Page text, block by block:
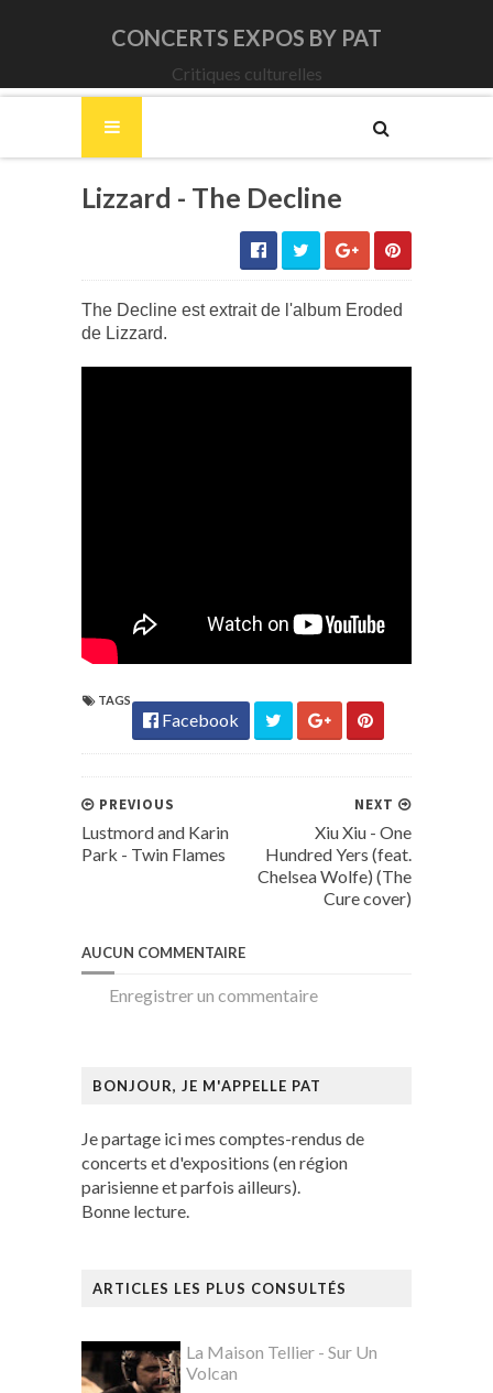
CONCERTS EXPOS BY PAT
Critiques culturelles
Lizzard - The Decline
The Decline est extrait de l'album Eroded
de Lizzard.
TAGS
Facebook
NEXT
Xiu Xiu - One
Hundred Yers (feat.
Chelsea Wolfe) (The
Cure cover)
PREVIOUS
Lustmord and Karin
Park - Twin Flames
AUCUN COMMENTAIRE
Enregistrer un commentaire
BONJOUR, JE M'APPELLE PAT
Je partage ici mes comptes-rendus de
concerts et d'expositions (en région
parisienne et parfois ailleurs).
Bonne lecture.
ARTICLES LES PLUS CONSULTÉS
La Maison Tellier - Sur Un
Volcan